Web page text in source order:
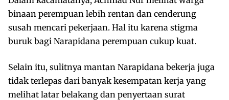
binaan perempuan lebih rentan dan cenderung
susah mencari pekerjaan. Hal itu karena stigma
buruk bagi Narapidana perempuan cukup kuat.
Selain itu, sulitnya mantan Narapidana bekerja juga
tidak terlepas dari banyak kesempatan kerja yang
melihat latar belakang dan penyertaan surat